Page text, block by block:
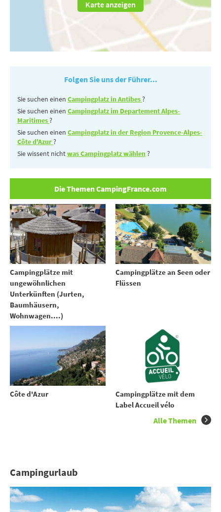
Karte anzeigen
Folgen Sie uns der Führer...
Sie suchen einen Campingplatz in Antibes?
Sie suchen einen Campingplatz im Departement Alpes-
Maritimes?
Sie suchen einen Campingplatz in der Region Provence-Alpes-
Côte d'Azur?
Sie wissent nichtwas Campingplatz wählen?
Die Themen CampingFrance.com
Campingplätze mit
ungewöhnlichen
Unterkünften (Jurten,
Baumhäusern,
Wohnwagen....)
Campingplätze an Seen oder
Flüssen
Côte d'Azur
Campingplätze mit dem
Label Accueil vélo
Alle Themen
Campingurlaub